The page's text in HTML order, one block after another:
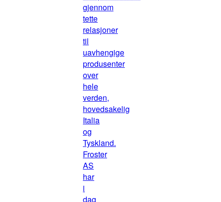
gjennom
tette
relasjoner
til
uavhengige
produsenter
over
hele
verden,
hovedsakelig
Italia
og
Tyskland.
Froster
AS
har
i
dag